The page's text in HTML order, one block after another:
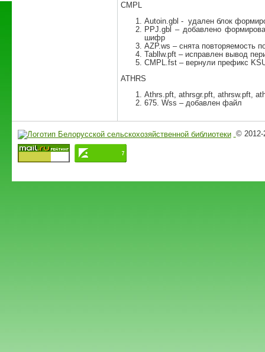
СMPL
Autoin.gbl - удален блок
PPJ.gbl – добавлено
шифр
AZP.ws – снята повторяемость
Tabllw.pft – исправлен вывод
CMPL.fst – вернули префикс
ATHRS
Athrs.pft, athrsgr.pft, athrsw.pft,
675. Wss – добавлен файл
© 2012-